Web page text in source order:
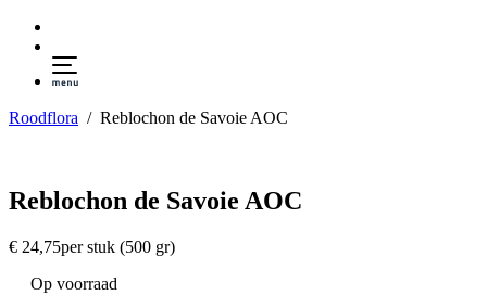
Roodflora /Reblochon de Savoie AOC
Reblochon de Savoie AOC
€ 24,75per stuk (500 gr)
Op voorraad